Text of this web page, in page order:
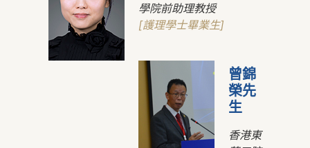
學院前助理教授
[護理學士畢業生]
曾錦
榮先
生
香港東